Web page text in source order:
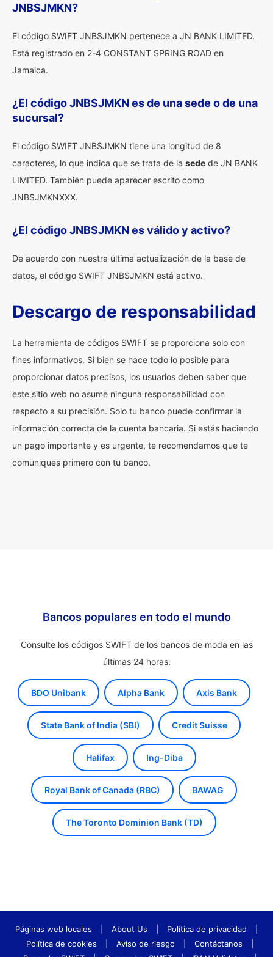
JNBSJMKN?
El código SWIFT JNBSJMKN pertenece a JN BANK LIMITED.
Está registrado en 2-4 CONSTANT SPRING ROAD en
Jamaica.
¿El código JNBSJMKN es de una sede o de una
sucursal?
El código SWIFT JNBSJMKN tiene una longitud de 8
caracteres, lo que indica que se trata de la sede de JN BANK
LIMITED. También puede aparecer escrito como
JNBSJMKNXXX.
¿El código JNBSJMKN es válido y activo?
De acuerdo con nuestra última actualización de la base de
datos, el código SWIFT JNBSJMKN está activo.
Descargo de responsabilidad
La herramienta de códigos SWIFT se proporciona solo con
fines informativos. Si bien se hace todo lo posible para
proporcionar datos precisos, los usuarios deben saber que
este sitio web no asume ninguna responsabilidad con
respecto a su precisión. Solo tu banco puede confirmar la
información correcta de la cuenta bancaria. Si estás haciendo
un pago importante y es urgente, te recomendamos que te
comuniques primero con tu banco.
Bancos populares en todo el mundo
Consulte los códigos SWIFT de los bancos de moda en las
últimas 24 horas:
BDO Unibank Alpha Bank Axis Bank
State Bank of India (SBI) Credit Suisse
Halifax Ing-Diba
Royal Bank of Canada (RBC) BAWAG
The Toronto Dominion Bank (TD)
Páginas web locales About Us Política de privacidad
Política de cookies
Aviso de riesgo Contáctanos